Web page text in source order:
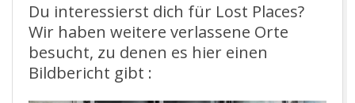
Du interessierst dich für Lost Places?
Wir haben weitere verlassene Orte
besucht, zu denen es hier einen
Bildbericht gibt :